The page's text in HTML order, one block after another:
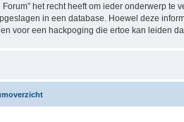
Forum” het recht heeft om ieder onderwerp
in een database. Hoewel deze
voor een hackpoging die ertoe kan leiden